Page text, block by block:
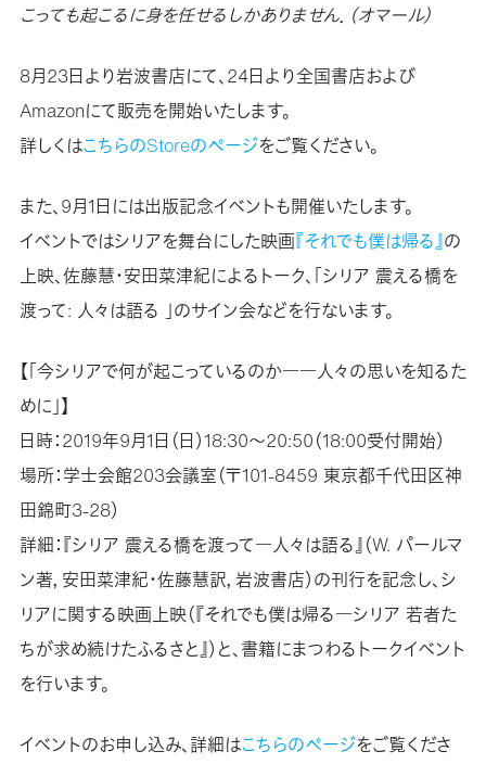
こっても起こるに身を任せるしかありません．（オマール）
8月23日より岩波書店にて、24日より全国書店および
Amazonにて販売を開始いたします。
詳しくはこちらのStoreのページをご覧ください。
また、9月1日には出版記念イベントも開催いたします。
イベントではシリアを舞台にした映画『それでも僕は帰る』の
上映、佐藤慧・安田菜津紀によるトーク、「シリア 震える橋を
渡って: 人々は語る 」のサイン会などを行ないます。
【「今シリアで何が起こっているのか――人々の思いを知るた
めに」】
日時：2019年9月1日（日）18:30～20:50（18:00受付開始）
場所：学士会館203会議室（〒101-8459 東京都千代田区神
田錦町3-28）
詳細：『シリア 震える橋を渡って―人々は語る』（W. パールマ
ン著，安田菜津紀・佐藤慧訳，岩波書店）の刊行を記念し、シ
リアに関する映画上映（『それでも僕は帰る―シリア 若者た
ちが求め続けたふるさと』）と、書籍にまつわるトークイベント
を行います。
イベントのお申し込み、詳細はこちらのページをご覧くださ